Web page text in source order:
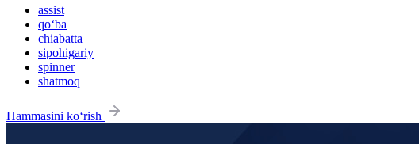
assist
qo‘ba
chiabatta
sipohigariy
spinner
shatmoq
Hammasini ko‘rish